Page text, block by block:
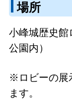
場所
小峰城歴史館
公園内）
※ロビーの展
ます。